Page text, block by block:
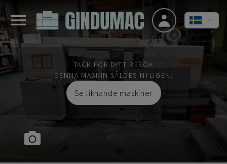
TACK FÖR DITT BESÖK
DENNA MASKIN SÅLDES NYLIGEN.
Se liknande maskiner